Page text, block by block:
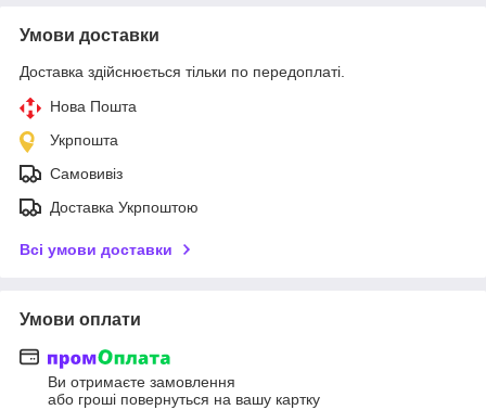
Умови доставки
Доставка здійснюється тільки по передоплаті.
Нова Пошта
Укрпошта
Самовивіз
Доставка Укрпоштою
Всі умови доставки
Умови оплати
Ви отримаєте замовлення
або гроші повернуться на вашу картку